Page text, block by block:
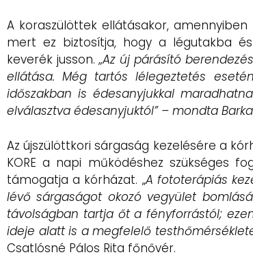
A koraszülöttek ellátásakor,
mert ez biztosítja, hogy a légutakba
keverék jusson.„Az új párásító
ellátása. Még tartós lélegeztetés
időszakban is édesanyjukkal
elválasztva édesanyjuktól” – mondta
Az újszülöttkori sárgaság kezelésére a
KORE a napi működéshez szükséges
támogatja a kórházat. „A fototerápiás
lévő sárgaságot okozó vegyület
távolságban tartja őt a fényforrástól;
ideje alatt is a megfelelő
Csatlósné Pálos Rita főnővér.